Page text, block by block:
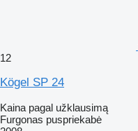
12
Kögel SP 24
Kaina pagal užklausimą
Furgonas puspriekabė